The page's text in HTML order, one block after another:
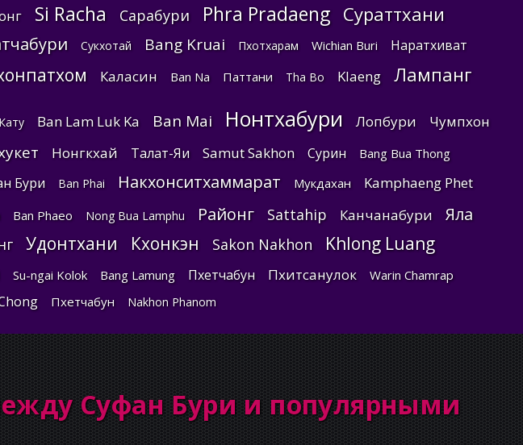
Si Racha Сарабури Phra Pradaeng Сураттхани
Сукхотай Bang Kruai Пхотхарам Wichian Buri Наратхиват
Каласин Ban Na Паттани Tha Bo Klaeng Лампанг
Кату Ban Lam Luk Ka Ban Mai Нонтхабури Лопбури Чумпхон
Нонгкхай Талат-Яи Samut Sakhon Сурин Bang Bua Thong
Бури Ban Phai Накхонситхаммарат Мукдахан Kamphaeng Phet
Ban Phaeo Nong Bua Lamphu Районг Sattahip Канчанабури Яла
Удонтхани Кхонкэн Sakon Nakhon Khlong Luang
Su-ngai Kolok Bang Lamung Пхетчабун Пхитсанулок Warin Chamrap
Пхетчабун Nakhon Phanom
Суфан Бури и популярными